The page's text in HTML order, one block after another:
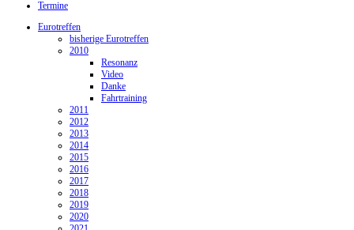
Termine
Eurotreffen
bisherige Eurotreffen
2010
Resonanz
Video
Danke
Fahrtraining
2011
2012
2013
2014
2015
2016
2017
2018
2019
2020